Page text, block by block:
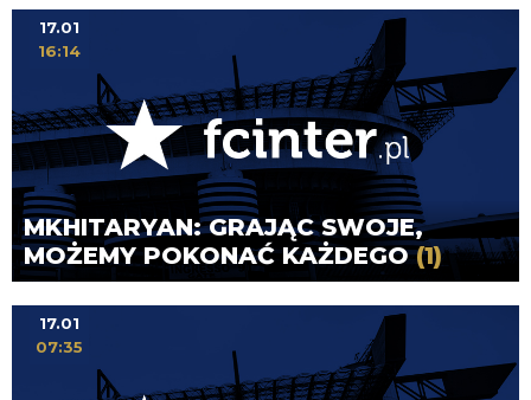
MKHITARYAN: GRAJĄC SWOJE,
MOŻEMY POKONAĆ KAŻDEGO(1)
17.01
16:14
17.01
07:35